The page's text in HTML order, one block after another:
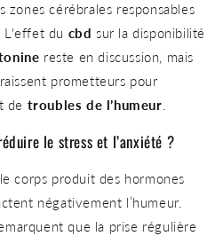
cérébrales responsables
. L'effet du cbd sur la disponibilité
reste en discussion, mais
prometteurs pour
de troubles de l’humeur
le stress et l’anxiété ?
, le corps produit des hormones
négativement l’humeur.
que la prise régulière